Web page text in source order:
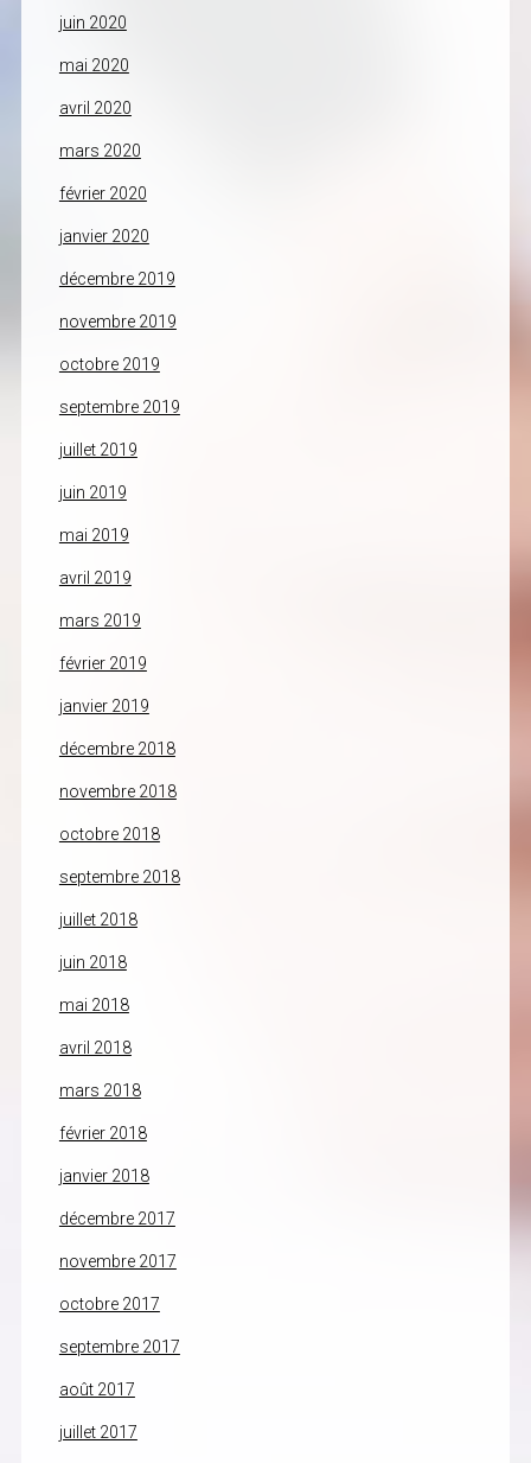
juin 2020
mai 2020
avril 2020
mars 2020
février 2020
janvier 2020
décembre 2019
novembre 2019
octobre 2019
septembre 2019
juillet 2019
juin 2019
mai 2019
avril 2019
mars 2019
février 2019
janvier 2019
décembre 2018
novembre 2018
octobre 2018
septembre 2018
juillet 2018
juin 2018
mai 2018
avril 2018
mars 2018
février 2018
janvier 2018
décembre 2017
novembre 2017
octobre 2017
septembre 2017
août 2017
juillet 2017